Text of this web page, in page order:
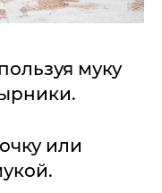
муку
или